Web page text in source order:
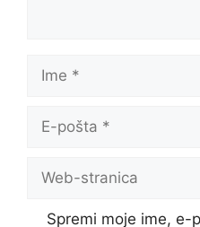
Ime
pošta
Web-
Spremi moje ime,